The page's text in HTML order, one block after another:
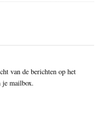
van de berichten op het
je mailbox.